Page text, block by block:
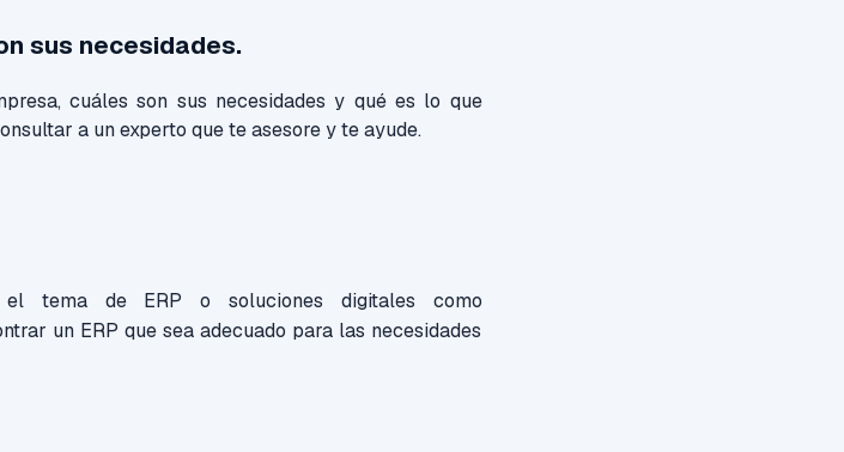
sus necesidades.
cuáles son sus necesidades y qué es lo que
a un experto que te asesore y te ayude.
tema de ERP o soluciones digitales como
un ERP que sea adecuado para las necesidades